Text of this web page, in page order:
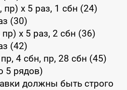
пр) x 5 раз, 1 сбн (24)
(30)
x 5 раз, 2 сбн (36)
(42)
4 сбн, пр, 28 сбн (45)
5 рядов)
должны быть строго